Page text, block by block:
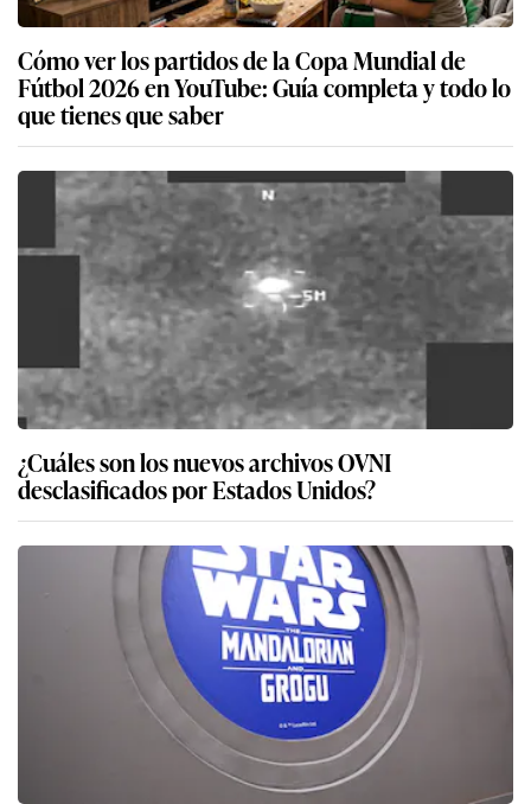
Cómo ver los partidos de la Copa Mundial de
Fútbol 2026 en YouTube: Guía completa y todo lo
que tienes que saber
¿Cuáles son los nuevos archivos OVNI
desclasificados por Estados Unidos?